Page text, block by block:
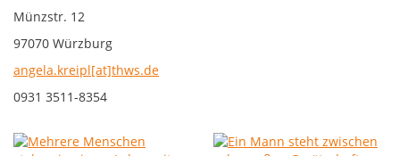
Münzstr. 12
97070 Würzburg
angela.kreipl[at]thws.de
0931 3511-8354